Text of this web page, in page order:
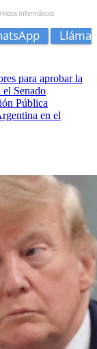
para aprobar la
Senado
Pública
en el